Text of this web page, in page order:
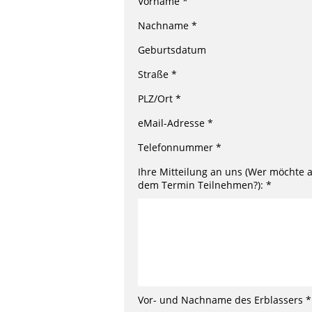
Nachname *
Geburtsdatum
Straße *
PLZ/Ort *
eMail-Adresse *
Telefonnummer *
Ihre Mitteilung an uns (Wer möchte
dem Termin Teilnehmen?): *
Vor- und Nachname des Erblassers *